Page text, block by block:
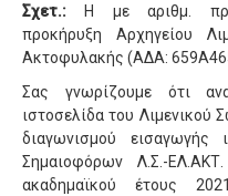
Σχετ.: Η με αριθμ.
προκήρυξη Αρχηγείου
Ακτοφυλακής (ΑΔΑ:
Σας γνωρίζουμε ότι
ιστοσελίδα του Λιμενικού
διαγωνισμού
Σημαιοφόρων Λ.Σ.-
ακαδημαϊκού έτους